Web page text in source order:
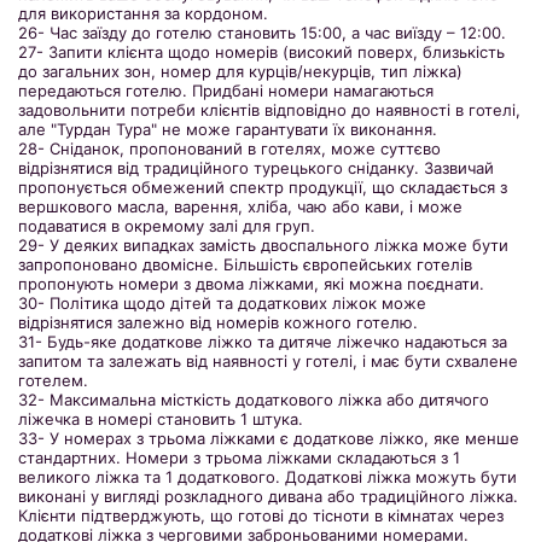
для використання за кордоном.
26- Час заїзду до готелю становить 15:00, а час виїзду – 12:00.
27- Запити клієнта щодо номерів (високий поверх, близькість
до загальних зон, номер для курців/некурців, тип ліжка)
передаються готелю. Придбані номери намагаються
задовольнити потреби клієнтів відповідно до наявності в готелі,
але "Турдан Тура" не може гарантувати їх виконання.
28- Сніданок, пропонований в готелях, може суттєво
відрізнятися від традиційного турецького сніданку. Зазвичай
пропонується обмежений спектр продукції, що складається з
вершкового масла, варення, хліба, чаю або кави, і може
подаватися в окремому залі для груп.
29- У деяких випадках замість двоспального ліжка може бути
запропоновано двомісне. Більшість європейських готелів
пропонують номери з двома ліжками, які можна поєднати.
30- Політика щодо дітей та додаткових ліжок може
відрізнятися залежно від номерів кожного готелю.
31- Будь-яке додаткове ліжко та дитяче ліжечко надаються за
запитом та залежать від наявності у готелі, і має бути схвалене
готелем.
32- Максимальна місткість додаткового ліжка або дитячого
ліжечка в номері становить 1 штука.
33- У номерах з трьома ліжками є додаткове ліжко, яке менше
стандартних. Номери з трьома ліжками складаються з 1
великого ліжка та 1 додаткового. Додаткові ліжка можуть бути
виконані у вигляді розкладного дивана або традиційного ліжка.
Клієнти підтверджують, що готові до тісноти в кімнатах через
додаткові ліжка з черговими заброньованими номерами.